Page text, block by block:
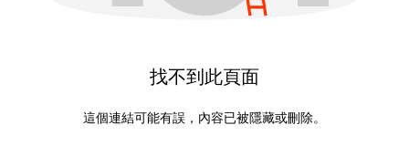
找不到此頁面
這個連結可能有誤，內容已被隱藏或刪除。